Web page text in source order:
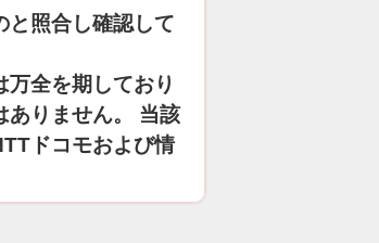
と照合し確認して
全を期しており
ありません。 当該
ドコモおよび情